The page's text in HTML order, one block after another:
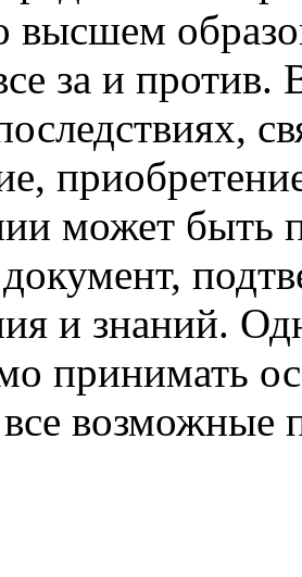
высшем
за и
может быть
и знаний.
принимать
возможные